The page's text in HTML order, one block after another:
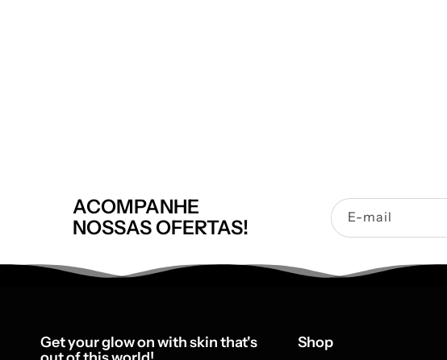
ACOMPANHE
NOSSAS OFERTAS!
E-mail
Get your glow on with skin that's
Shop